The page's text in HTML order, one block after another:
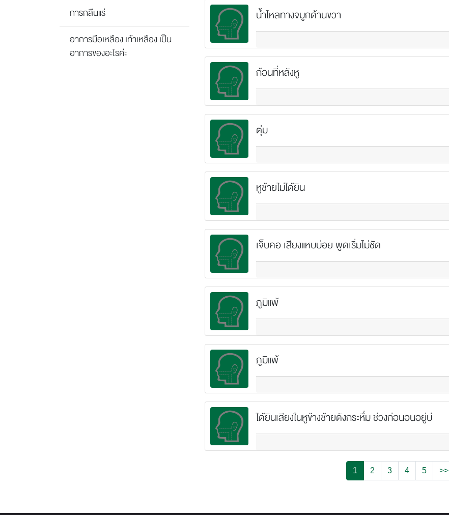
การกลืนแร่
อาการมือเหลือง เท้าเหลือง เป็น
อาการของอะไรค่ะ
น้ำไหลทางจมูกด้านขวา
ก้อนที่หลังหู
ตุ่ม
หูซ้ายไม่ได้ยิน
เจ็บคอ เสียงแหบบ่อย พูดเริ่มไม่ชัด
ภูมิแพ้
ภูมิแพ้
ได้ยินเสียงในหูข้างซ้ายดังกระหึ่ม ช่วงก่อนอนอยู่บ่
1 2 3 4 5 >>